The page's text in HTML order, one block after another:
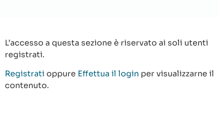
L’accesso a questa sezione è riservato ai soli utenti
registrati.
Registrati oppure Effettua il login per visualizzarne il
contenuto.